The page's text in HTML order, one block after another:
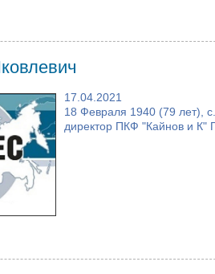
17.04.2021
18 Февраля 1940 (79 лет),
директор ПКФ "Кайнов и К"